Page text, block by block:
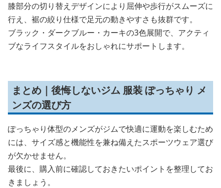
膝部分の切り替えデザインにより屈伸や歩行がスムーズに
行え、裾の絞り仕様で足元の動きやすさも抜群です。
ブラック・ダークブルー・カーキの3色展開で、アクティ
ブなライフスタイルをおしゃれにサポートします。
まとめ｜後悔しないジム 服装 ぽっちゃり メ
ンズの選び方
ぽっちゃり体型のメンズがジムで快適に運動を楽しむため
には、サイズ感と機能性を兼ね備えたスポーツウェア選び
が欠かせません。
最後に、購入前に確認しておきたいポイントを整理してお
きましょう。